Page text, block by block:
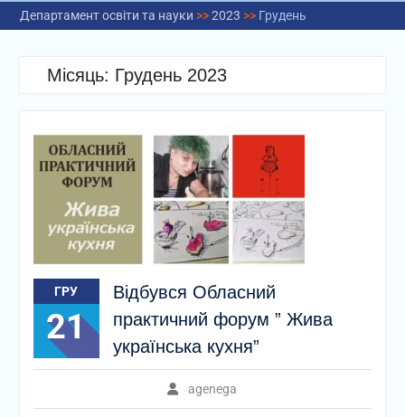
Департамент освіти та науки >>2023 >> Грудень
Місяць: Грудень 2023
ГРУ
21
Відбувся Обласний
практичний форум ” Жива
українська кухня”
agenega